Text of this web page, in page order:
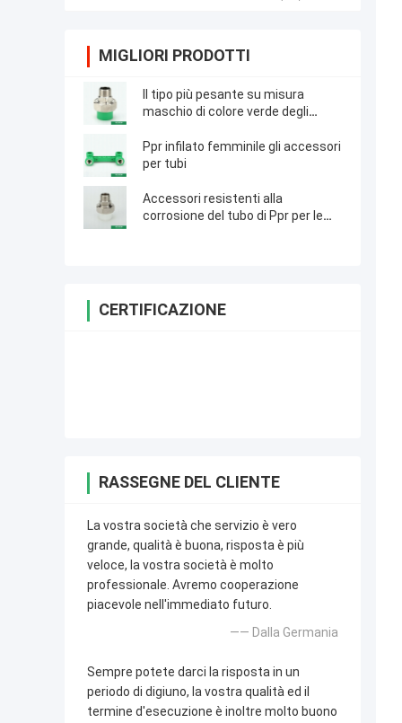
MIGLIORI PRODOTTI
Il tipo più pesante su misura
maschio di colore verde degli
l'unione
Ppr infilato femminile gli accessori
per tubi
Accessori resistenti alla
corrosione del tubo di Ppr per le
CERTIFICAZIONE
RASSEGNE DEL CLIENTE
La vostra società che servizio è vero
grande, qualità è buona, risposta è più
veloce, la vostra società è molto
professionale. Avremo cooperazione
piacevole nell'immediato futuro.
—— Dalla Germania
Sempre potete darci la risposta in un
periodo di digiuno, la vostra qualità ed il
termine d'esecuzione è inoltre molto buono